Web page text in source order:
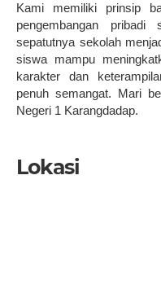
Kami memiliki prinsip
pengembangan
sepatutnya sekolah
siswa mampu
karakter dan
penuh semangat. Mari
Negeri 1 Karangdadap.
Lokasi